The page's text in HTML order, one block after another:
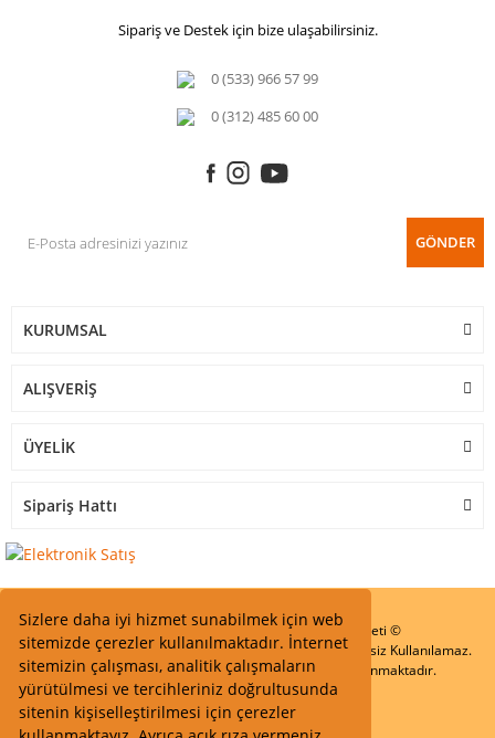
Sizlere daha iyi hizmet sunabilmek için web
sitemizde çerezler kullanılmaktadır. İnternet
sitemizin çalışması, analitik çalışmaların
yürütülmesi ve tercihleriniz doğrultusunda
sitenin kişiselleştirilmesi için çerezler
Sipariş ve Destek için bize ulaşabilirsiniz.
0 (533) 966 57 99
0 (312) 485 60 00
GÖNDER
KURUMSAL
ALIŞVERİŞ
ÜYELİK
Sipariş Hattı
Start Elektronik Sanayi ve Ticaret Limited Şirketi ©
Resimler Yazılar ve İçeriklerin Tüm hakları saklıdır ve İzinsiz Kullanılamaz.
Kredi kartı bilgileriniz 256bit SSL Sertifikası ile Korunmaktadır.